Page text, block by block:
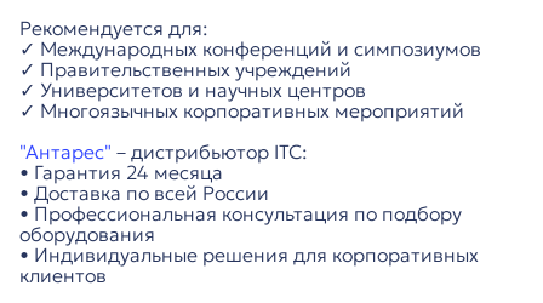
Рекомендуется для:
✓ Международных конференций и симпозиумов
✓ Правительственных учреждений
✓ Университетов и научных центров
✓ Многоязычных корпоративных мероприятий
"Антарес" – дистрибьютор ITC:
• Гарантия 24 месяца
• Доставка по всей России
• Профессиональная консультация по подбору
оборудования
• Индивидуальные решения для корпоративных
клиентов